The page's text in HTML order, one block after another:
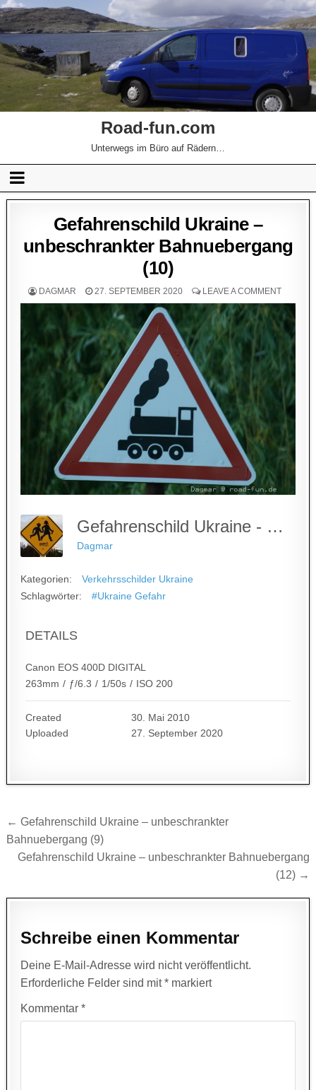
Road-fun.com
Unterwegs im Büro auf Rädern…
Gefahrenschild Ukraine –
unbeschrankter Bahnuebergang
(10)
DAGMAR 27. SEPTEMBER 2020 LEAVE A COMMENT
Gefahrenschild Ukraine - Unbeschrankter Bahnuebergang (10)
Dagmar
Kategorien:
Verkehrsschilder Ukraine
Schlagwörter:
#Ukraine Gefahr
DETAILS
Canon EOS 400D DIGITAL
263mm / ƒ/6.3 / 1/50s / ISO 200
Created
30. Mai 2010
Uploaded
27. September 2020
Beitragsnavigation
← Gefahrenschild Ukraine – unbeschrankter
Bahnuebergang (9)
Gefahrenschild Ukraine – unbeschrankter Bahnuebergang
(12) →
Schreibe einen Kommentar
Deine E-Mail-Adresse wird nicht veröffentlicht.
Erforderliche Felder sind mit* markiert
Kommentar*